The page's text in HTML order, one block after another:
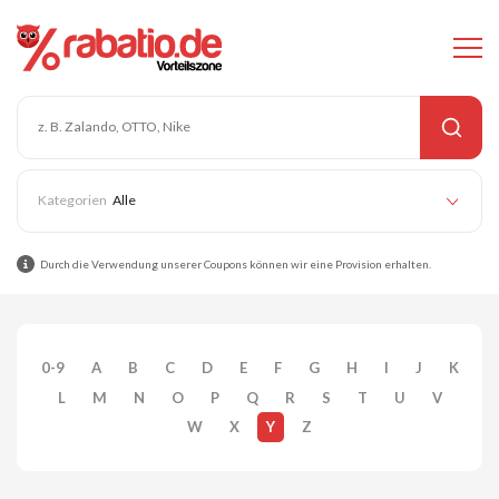
Alle
Durch die Verwendung unserer Coupons können wir eine Provision erhalten.
0-9 A B C D E F G H I J
K
L
M N O P Q R S T U
V
W
X Y Z